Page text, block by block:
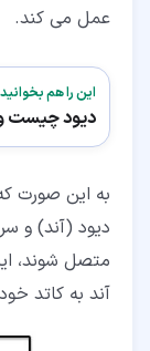
عمل می کند.
این را هم بخوانید
دیود چیست و
به این صورت
دیود (آند) و
متصل شوند،
آند به کاتد